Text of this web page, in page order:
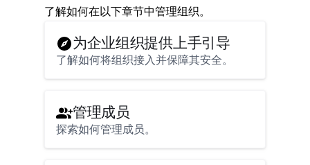
了解如何在以下章节中管理组织。
为企业组织提供上手引导
了解如何将组织接入并保障其安全。
管理成员
探索如何管理成员。